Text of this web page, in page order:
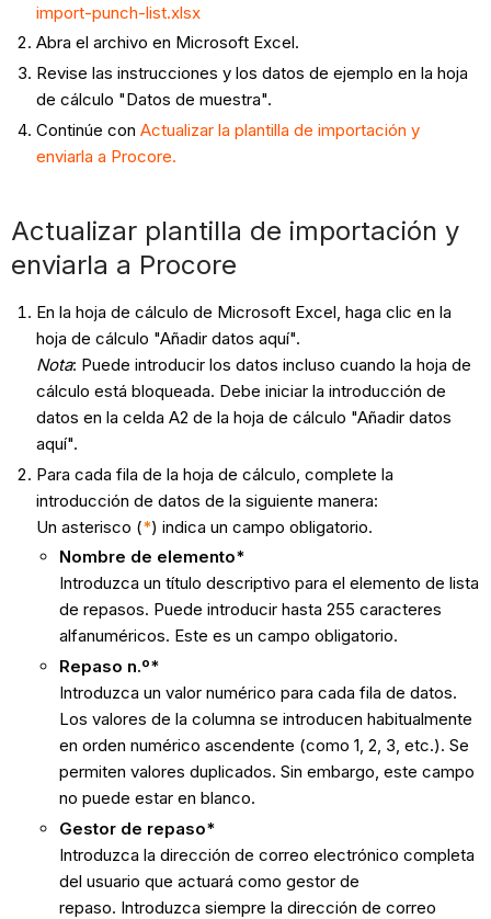
import-punch-list.xlsx
Abra el archivo en Microsoft Excel.
Revise las instrucciones y los datos de ejemplo en la hoja
de cálculo "Datos de muestra".
Continúe con Actualizar la plantilla de importación y
enviarla a Procore.
Actualizar plantilla de importación y
enviarla a Procore
En la hoja de cálculo de Microsoft Excel, haga clic en la
hoja de cálculo "Añadir datos aquí".
Nota: Puede introducir los datos incluso cuando la hoja de
cálculo está bloqueada. Debe iniciar la introducción de
datos en la celda A2 de la hoja de cálculo "Añadir datos
aquí".
Para cada fila de la hoja de cálculo, complete la
introducción de datos de la siguiente manera:
Un asterisco (*) indica un campo obligatorio.
Nombre de elemento*
Introduzca un título descriptivo para el elemento de lista
de repasos. Puede introducir hasta 255 caracteres
alfanuméricos. Este es un campo obligatorio.
Repaso n.º*
Introduzca un valor numérico para cada fila de datos.
Los valores de la columna se introducen habitualmente
en orden numérico ascendente (como 1, 2, 3, etc.). Se
permiten valores duplicados. Sin embargo, este campo
no puede estar en blanco.
Gestor de repaso*
Introduzca la dirección de correo electrónico completa
del usuario que actuará como gestor de
repaso. Introduzca siempre la dirección de correo